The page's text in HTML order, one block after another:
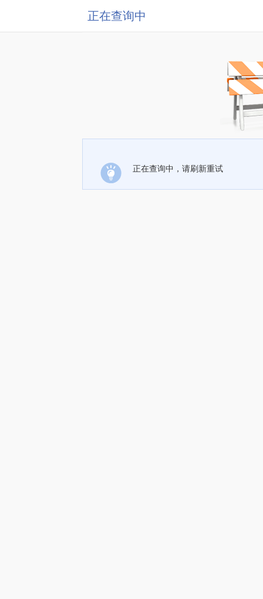
正在查询中
正在查询中，请刷新重试